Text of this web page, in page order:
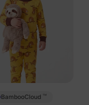
BambooCloud ™